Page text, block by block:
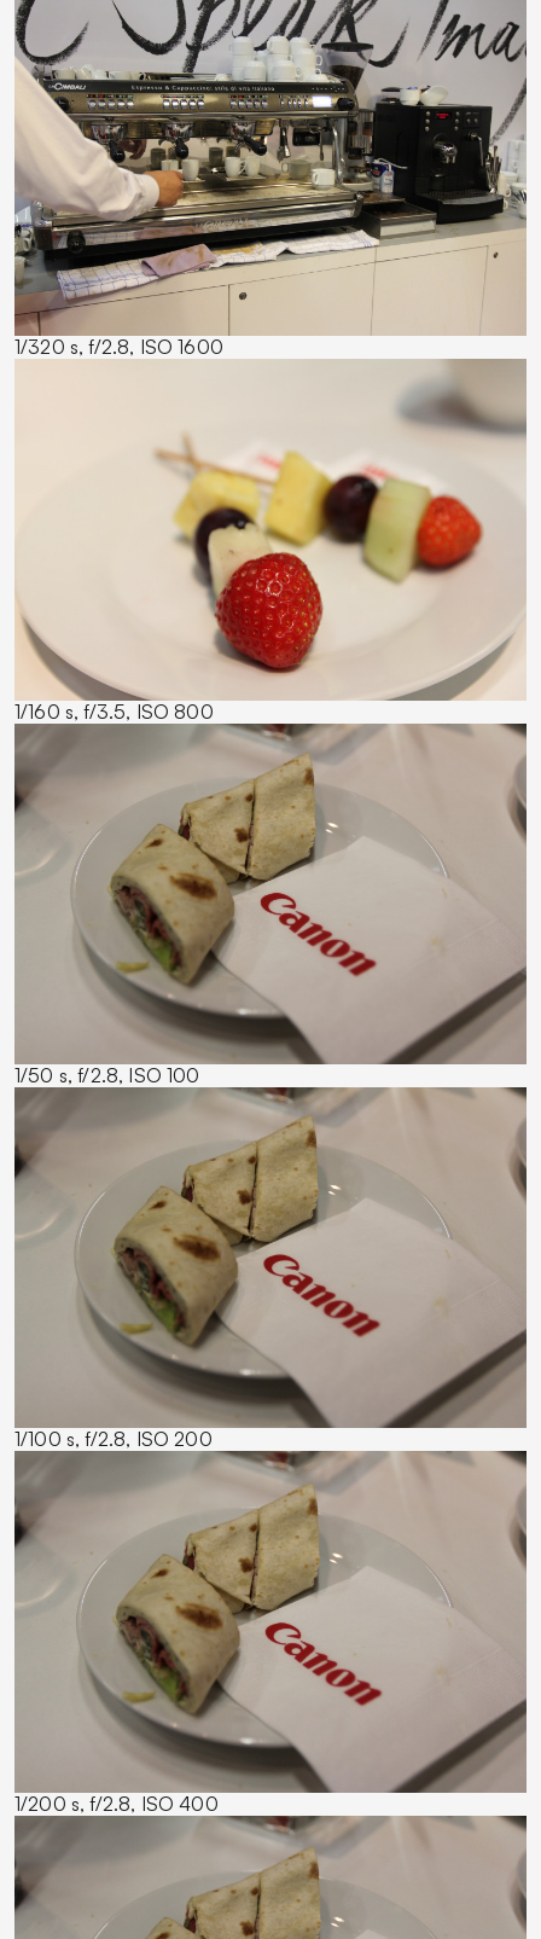
1/320 s, f/2.8, ISO 1600
1/160 s, f/3.5, ISO 800
1/50 s, f/2.8, ISO 100
1/100 s, f/2.8, ISO 200
1/200 s, f/2.8, ISO 400